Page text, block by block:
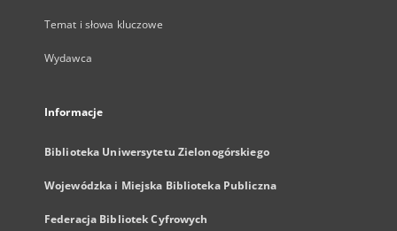
Temat i słowa kluczowe
Wydawca
Informacje
Biblioteka Uniwersytetu Zielonogórskiego
Wojewódzka i Miejska Biblioteka Publiczna
Federacja Bibliotek Cyfrowych